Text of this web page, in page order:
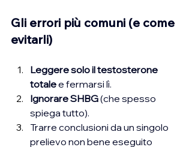
Gli errori più comuni (e come
evitarli)
Leggere solo il testosterone
totale e fermarsi lì.
Ignorare SHBG (che spesso
spiega tutto).
Trarre conclusioni da un singolo
prelievo non bene eseguito